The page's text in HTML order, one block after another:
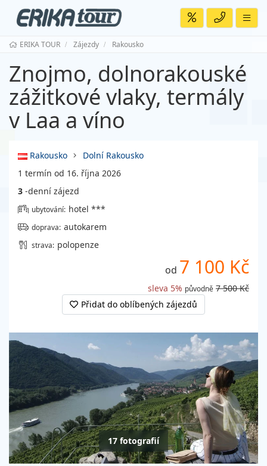
ERIKA TOUR Zájezdy Rakousko
Znojmo, dolnorakouské
zážitkové vlaky, termály
v Laa a víno
Rakousko
Dolní Rakousko
1 termín od 16. října 2026
3 -denní zájezd
ubytování: hotel ***
doprava: autokarem
strava: polopenze
od 7 100 Kč
sleva 5% původně 7 500 Kč
Přidat do oblíbených zájezdů
17 fotografií